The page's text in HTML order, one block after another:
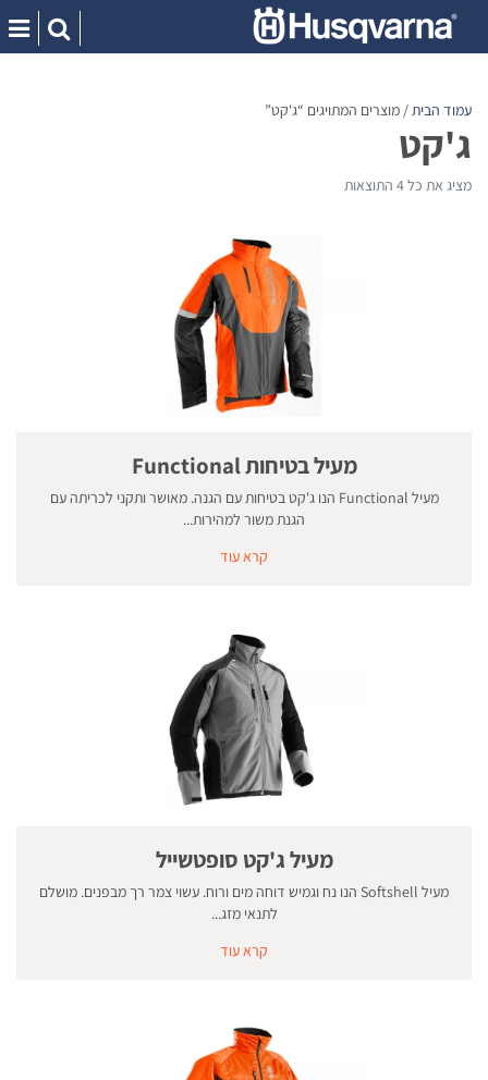
content
עמוד הבית/ מוצרים המתויגים “ג'קט”
ג'קט
מציג את כל 4 התוצאות
מעיל בטיחות Functional
מעיל Functional הנו ג'קט בטיחות עם הגנה. מאושר ותקני לכריתה עם
הגנת משור למהירות...
קרא עוד
מעיל ג'קט סופטשייל
מעיל Softshell הנו נח וגמיש דוחה מים ורוח. עשוי צמר רך מבפנים. מושלם
לתנאי מזג...
קרא עוד